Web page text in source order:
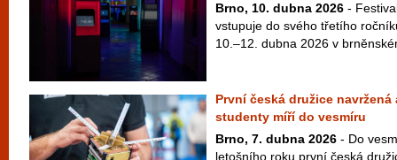
Brno, 10. dubna 2026 -
vstupuje do svého třetího
10.–12. dubna 2026 v
První česká družice
studenty míří do vesmíru
Brno, 7. dubna 2026 - Do
letošního roku první česká